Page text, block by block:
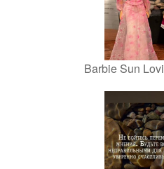
Barbie Sun